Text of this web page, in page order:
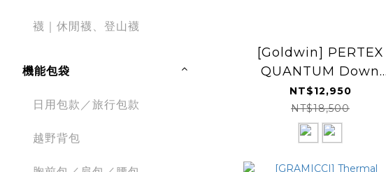
襪｜休閒襪、登山襪
機能包袋
日用包款／旅行包款
越野背包
[Goldwin] PERTEX
QUANTUM Down
Parka 羽絨外套 25FW
GM25337
NT$12,950
NT$18,500